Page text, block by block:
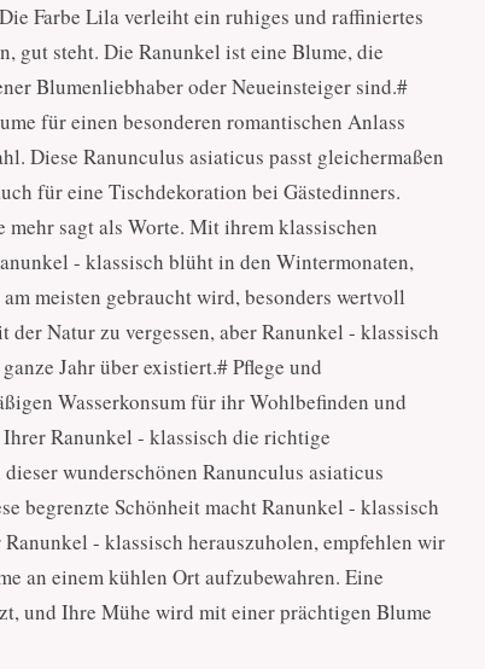
Farbe Lila verleiht ein ruhiges und raffiniertes
gut steht. Die Ranunkel ist eine Blume, die
Blumenliebhaber oder Neueinsteiger sind.#
für einen besonderen romantischen Anlass
Diese Ranunculus asiaticus passt gleichermaßen
für eine Tischdekoration bei Gästedinners.
sagt als Worte. Mit ihrem klassischen
- klassisch blüht in den Wintermonaten,
meisten gebraucht wird, besonders wertvoll
Natur zu vergessen, aber Ranunkel - klassisch
Jahr über existiert.# Pflege und
Wasserkonsum für ihr Wohlbefinden und
Ranunkel - klassisch die richtige
wunderschönen Ranunculus asiaticus
begrenzte Schönheit macht Ranunkel - klassisch
- klassisch herauszuholen, empfehlen wir
an einem kühlen Ort aufzubewahren. Eine
und Ihre Mühe wird mit einer prächtigen Blume